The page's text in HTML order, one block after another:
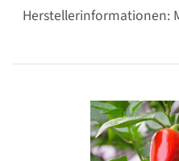
Herstellerinformationen: